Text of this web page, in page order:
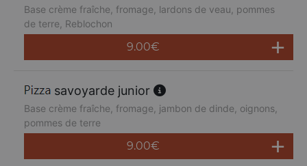
Base crème fraîche, fromage, lardons de veau, pommes
de terre, Reblochon
9.00€
savoyarde junior
Base crème fraîche, fromage, jambon de dinde, oignons,
pommes de terre
9.00€